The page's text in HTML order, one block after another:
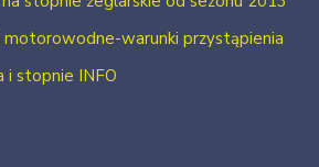
motorowodne-warunki przystąpienia
i stopnie INFO